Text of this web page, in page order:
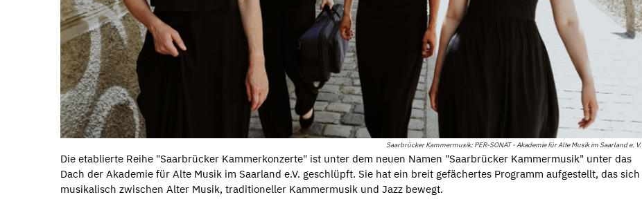
Saarbrücker Kammermusik: PER-SONAT - Akademie für Alte Musik im Saarland e. V.
Die etablierte Reihe "Saarbrücker Kammerkonzerte" ist unter dem neuen Namen "Saarbrücker Kammermusik" unter das
Dach der Akademie für Alte Musik im Saarland e.V. geschlüpft. Sie hat ein breit gefächertes Programm aufgestellt, das sich
musikalisch zwischen Alter Musik, traditioneller Kammermusik und Jazz bewegt.